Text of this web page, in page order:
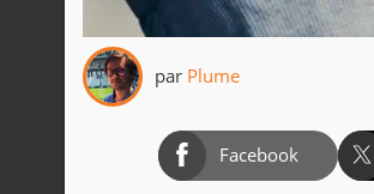
par Plume
Facebook